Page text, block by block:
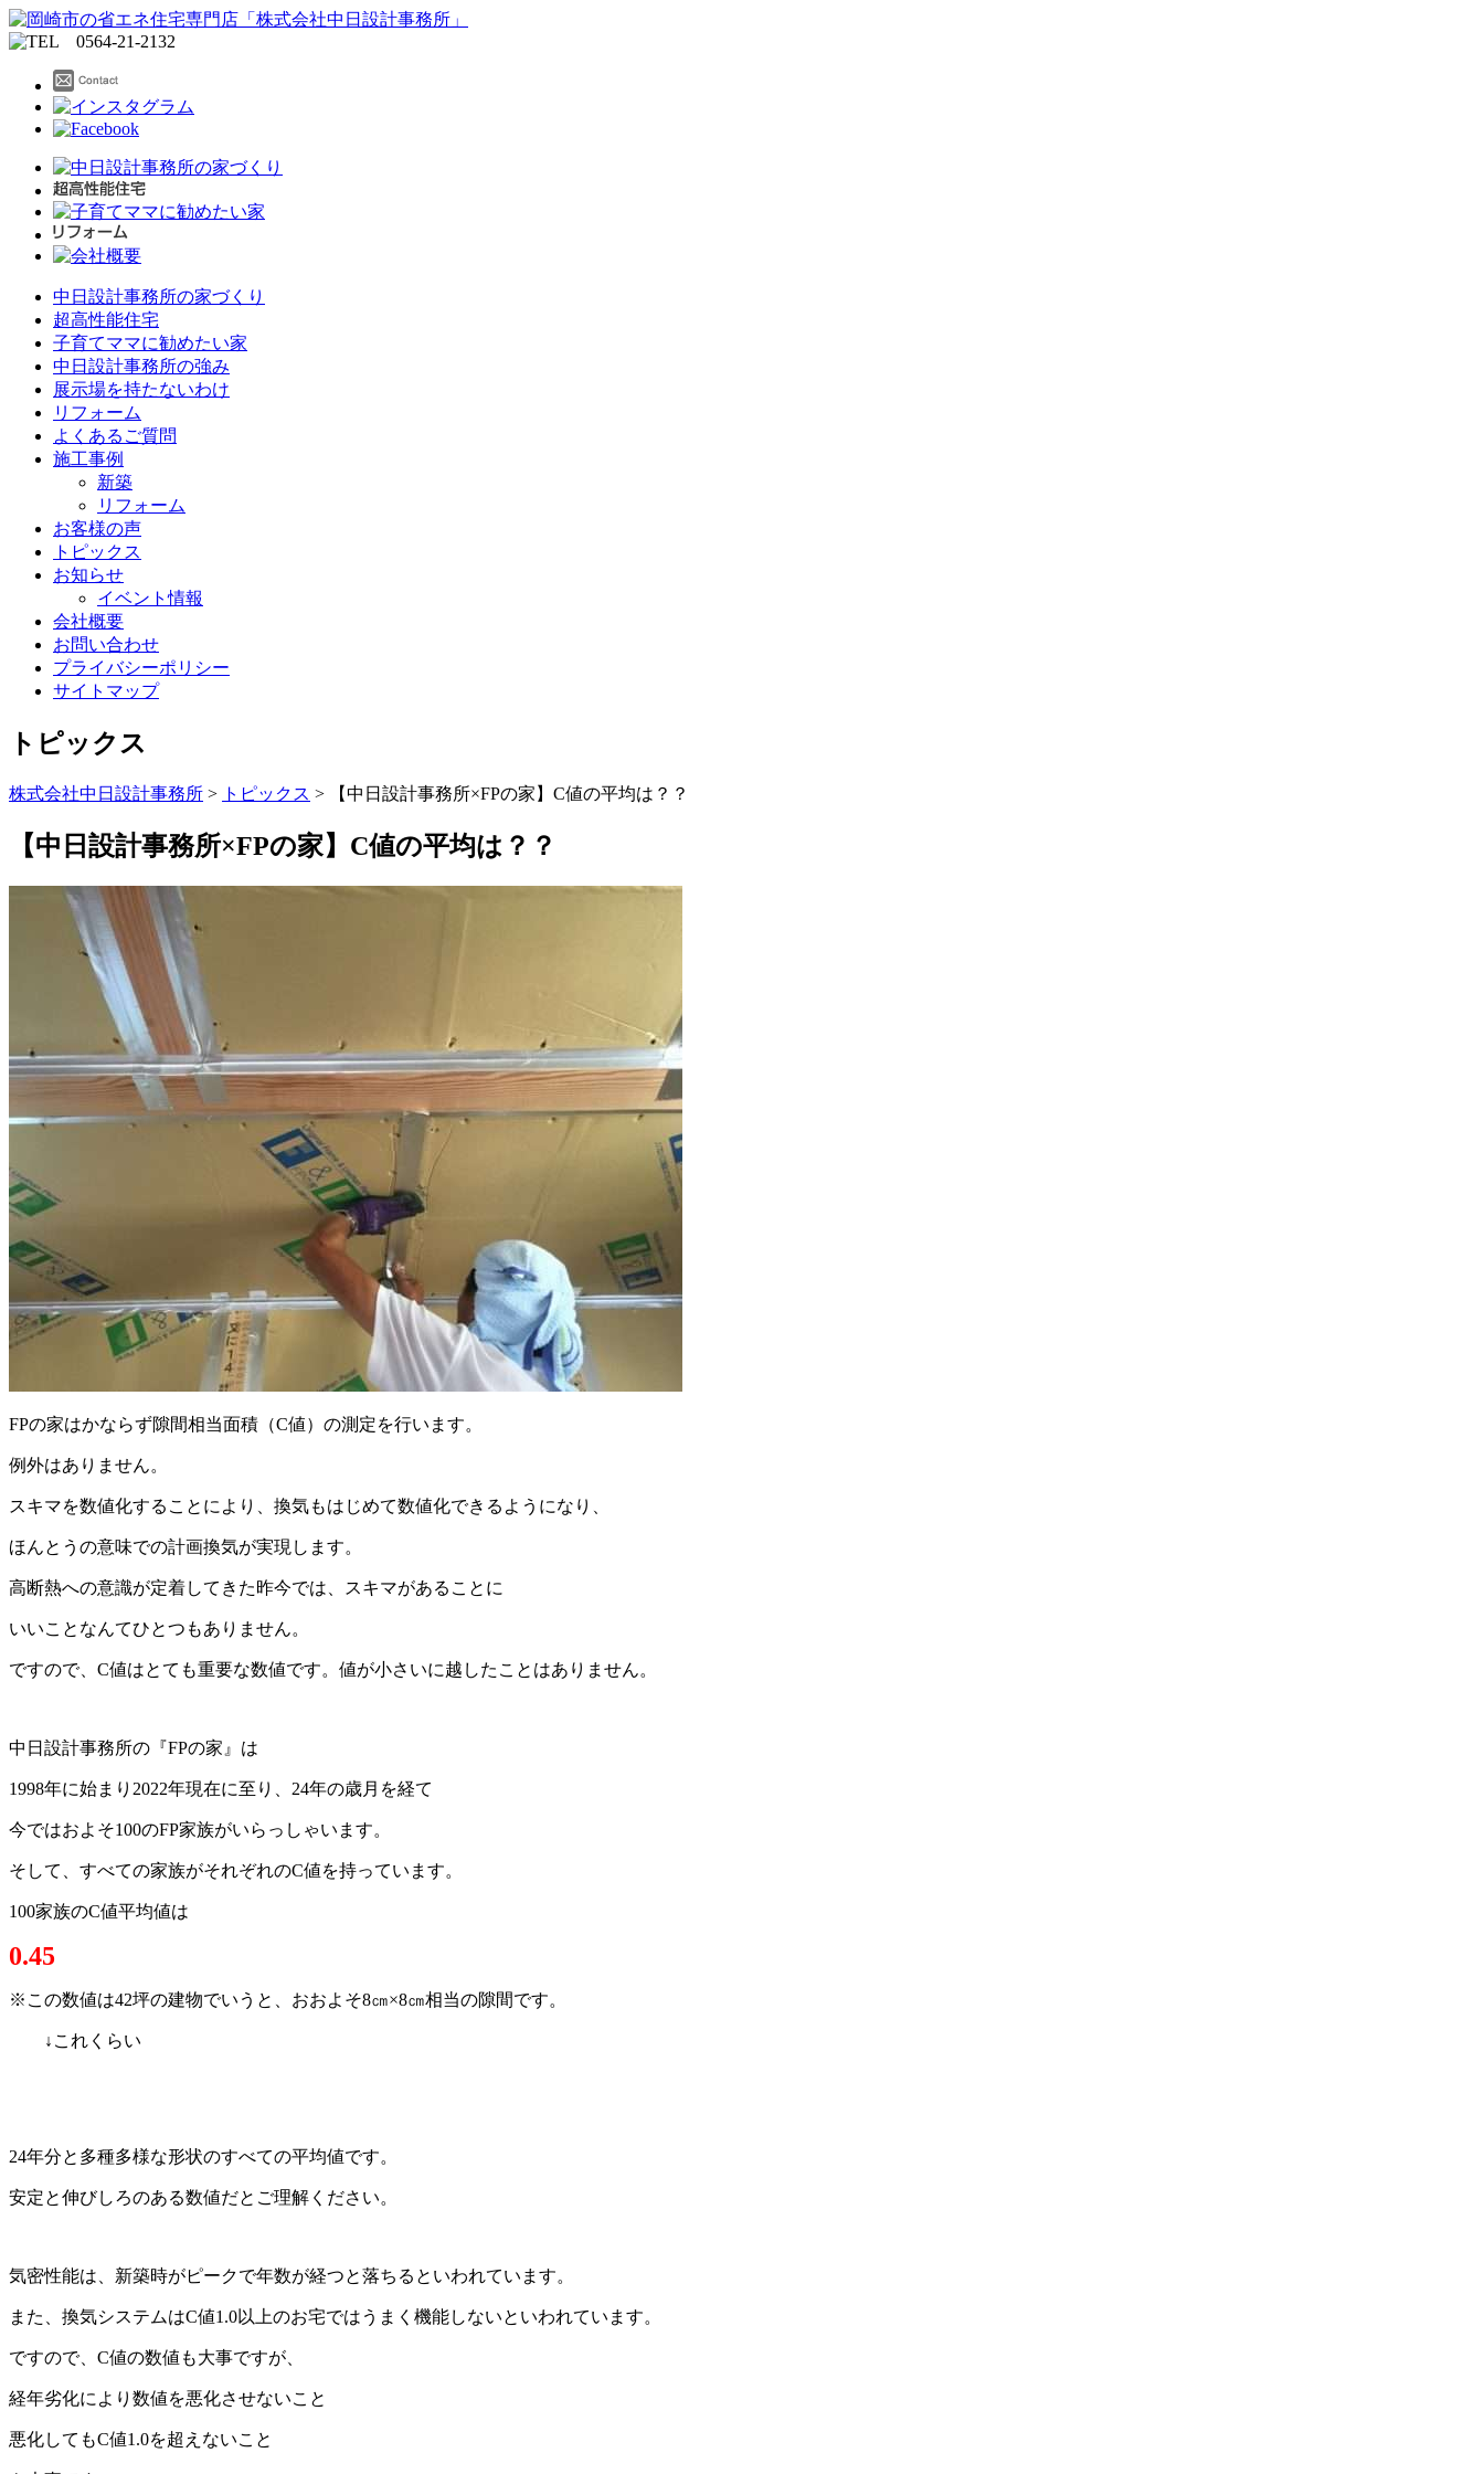
中日設計事務所の家づくり
超高性能住宅
子育てママに勧めたい家
中日設計事務所の強み
展示場を持たないわけ
リフォーム
よくあるご質問
施工事例
新築
リフォーム
お客様の声
トピックス
お知らせ
イベント情報
会社概要
お問い合わせ
プライバシーポリシー
サイトマップ
トピックス
株式会社中日設計事務所 > トピックス > 【中日設計事務所×FPの家】C値の平均は？？
【中日設計事務所×FPの家】C値の平均は？？
FPの家はかならず隙間相当面積（C値）の測定を行います。
例外はありません。
スキマを数値化することにより、換気もはじめて数値化できるようになり、
ほんとうの意味での計画換気が実現します。
高断熱への意識が定着してきた昨今では、スキマがあることに
いいことなんてひとつもありません。
ですので、C値はとても重要な数値です。値が小さいに越したことはありません。
中日設計事務所の『FPの家』は
1998年に始まり2022年現在に至り、24年の歳月を経て
今ではおよそ100のFP家族がいらっしゃいます。
そして、すべての家族がそれぞれのC値を持っています。
100家族のC値平均値は
0.45
※この数値は42坪の建物でいうと、おおよそ8㎝×8㎝相当の隙間です。
↓これくらい
24年分と多種多様な形状のすべての平均値です。
安定と伸びしろのある数値だとご理解ください。
気密性能は、新築時がピークで年数が経つと落ちるといわれています。
また、換気システムはC値1.0以上のお宅ではうまく機能しないといわれています。
ですので、C値の数値も大事ですが、
経年劣化により数値を悪化させないこと
悪化してもC値1.0を超えないこと